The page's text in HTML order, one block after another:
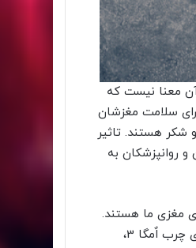
آن معنا نیست که
سلامت مغزشان
هستند. تاثیر
روانپزشکان به
مغزی ما هستند.
این واکنش های التهابی در روده آغاز می شوند و با کمبود مواد مغذی ای مثل منیزیم، اسیدهای چرب اٌمگا 3،